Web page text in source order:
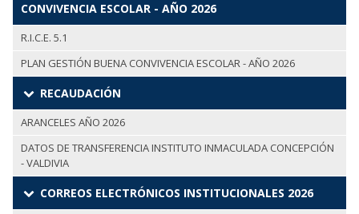
CONVIVENCIA ESCOLAR - AÑO 2026
R.I.C.E. 5.1
PLAN GESTIÓN BUENA CONVIVENCIA ESCOLAR - AÑO 2026
RECAUDACIÓN
ARANCELES AÑO 2026
DATOS DE TRANSFERENCIA INSTITUTO INMACULADA CONCEPCIÓN
- VALDIVIA
CORREOS ELECTRÓNICOS INSTITUCIONALES 2026